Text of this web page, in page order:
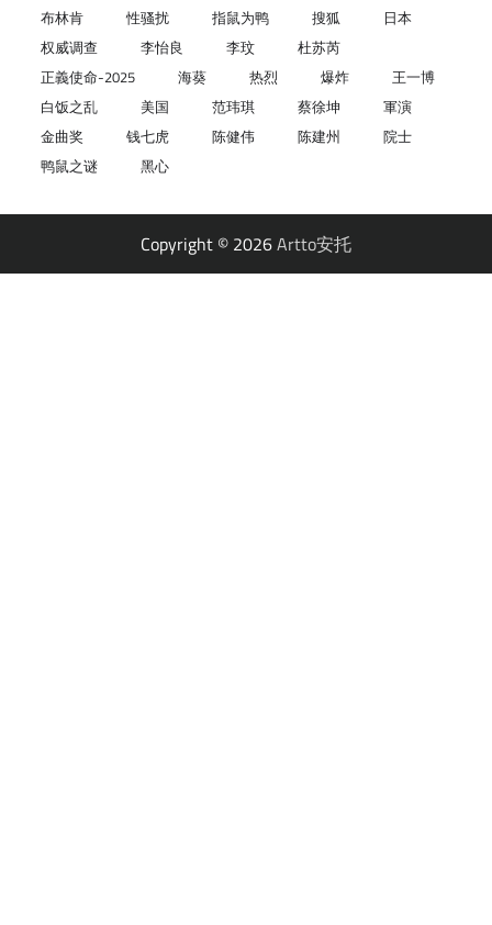
布林肯
性骚扰 指鼠为鸭 搜狐
日本
权威调查
李怡良 李玟
杜苏芮
正義使命-2025
海葵 热烈 爆炸
王一博
白饭之乱
美国 范玮琪 蔡徐坤
軍演
金曲奖
钱七虎 陈健伟 陈建州
院士
鸭鼠之谜
黑心
Copyright © 2026Artto安托